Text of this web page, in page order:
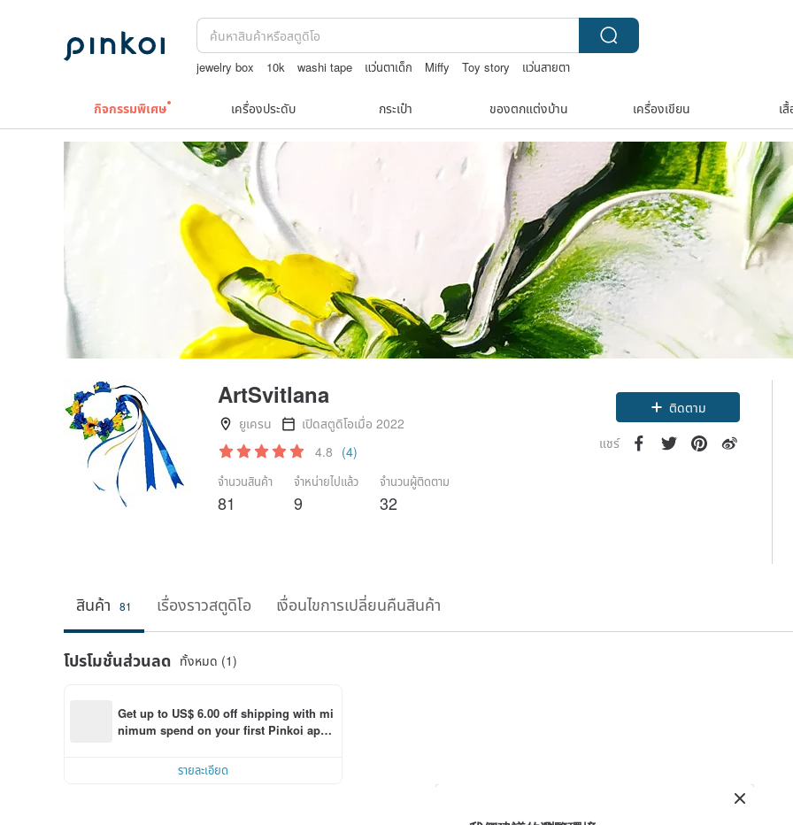
jewelry box 10k washi tape แว่นตาเด็ก Miffy Toy story
แว่นสายตา
กิจกรรมพิเศษ เครื่องประดับ กระเป๋า ของตกแต่งบ้าน เครื่องเขียน เ
ArtSvitlana
ยูเครน
เปิดสตูดิโอเมื่อ 2022
4.8 (4)
จำนวนสินค้า
81
จำหน่ายไปแล้ว
9
จำนวนผู้ติดตาม
32
ติดตาม
แชร์
สินค้า 81 เรื่องราวสตูดิโอ เงื่อนไขการเปลี่ยนคืนสินค้า
โปรโมชั่นส่วนลด ทั้งหมด (1)
Get up to US$ 6.00 off shipping with mi
nimum spend on your first Pinkoi app
รายละเอียด